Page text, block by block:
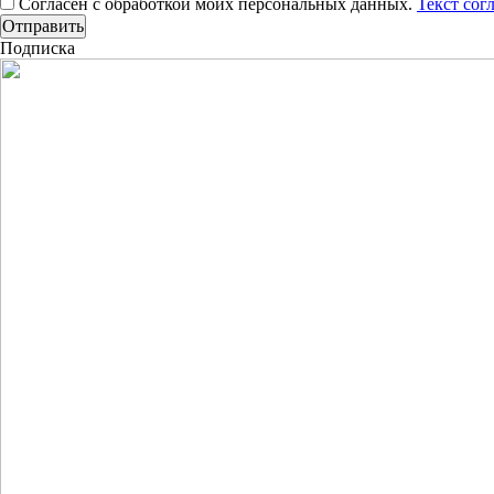
Согласен с обработкой моих персональных данных. Текст
Подписка